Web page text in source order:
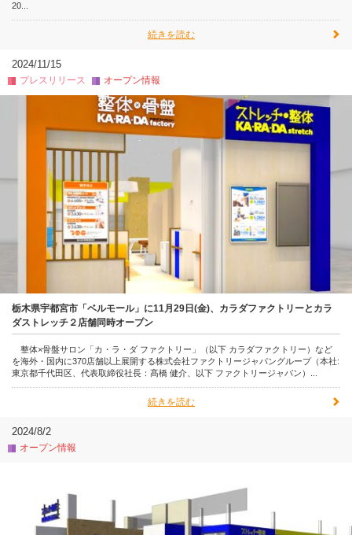
20...
続きを読む
2024/11/15
プレスリリース オープン情報
栃木県宇都宮市「ベルモール」に11月29日(金)、カラダファクトリーとカラ
ダストレッチ２店舗同時オープン
整体×骨盤サロン「カ・ラ・ダ ファクトリー」（以下 カラダファクトリー）など
を海外・国内に370店舗以上展開する株式会社ファクトリージャパングループ（本社:
東京都千代田区、代表取締役社長：髙橋 健介、以下 ファクトリージャパン）...
続きを読む
2024/8/2
オープン情報